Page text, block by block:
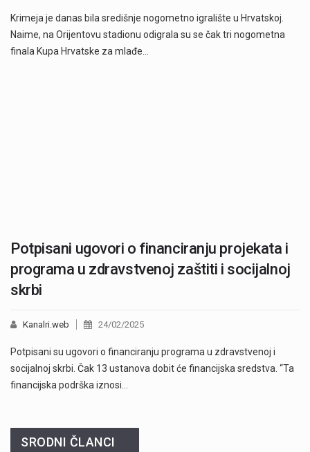
Krimeja je danas bila središnje nogometno igralište u Hrvatskoj.
Naime, na Orijentovu stadionu odigrala su se čak tri nogometna
finala Kupa Hrvatske za mlađe…
Potpisani ugovori o financiranju projekata i
programa u zdravstvenoj zaštiti i socijalnoj
skrbi
Kanalri.web 24/02/2025
Potpisani su ugovori o financiranju programa u zdravstvenoj i
socijalnoj skrbi. Čak 13 ustanova dobit će financijska sredstva. “Ta
financijska podrška iznosi…
SRODNI ČLANCI